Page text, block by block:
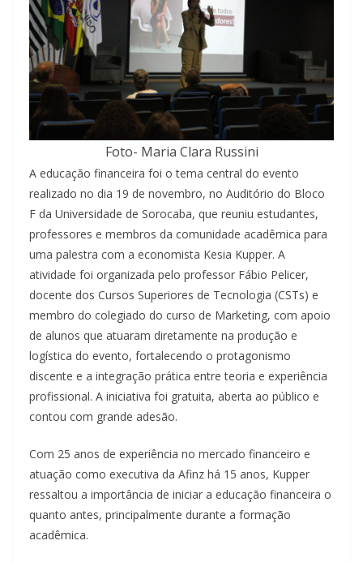
Foto- Maria Clara Russini
A educação financeira foi o tema central do evento
realizado no dia 19 de novembro, no Auditório do Bloco
F da Universidade de Sorocaba, que reuniu estudantes,
professores e membros da comunidade acadêmica para
uma palestra com a economista Kesia Kupper. A
atividade foi organizada pelo professor Fábio Pelicer,
docente dos Cursos Superiores de Tecnologia (CSTs) e
membro do colegiado do curso de Marketing, com apoio
de alunos que atuaram diretamente na produção e
logística do evento, fortalecendo o protagonismo
discente e a integração prática entre teoria e experiência
profissional. A iniciativa foi gratuita, aberta ao público e
contou com grande adesão.
Com 25 anos de experiência no mercado financeiro e
atuação como executiva da Afinz há 15 anos, Kupper
ressaltou a importância de iniciar a educação financeira o
quanto antes, principalmente durante a formação
acadêmica.